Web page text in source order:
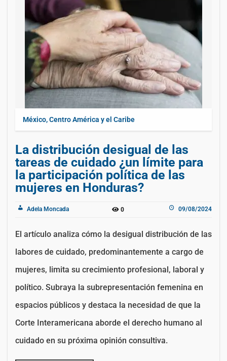
México, Centro América y el Caribe
La distribución desigual de las
tareas de cuidado ¿un límite para
la participación política de las
mujeres en Honduras?
Adela Moncada 0 09/08/2024
El artículo analiza cómo la desigual distribución de las
labores de cuidado, predominantemente a cargo de
mujeres, limita su crecimiento profesional, laboral y
político. Subraya la subrepresentación femenina en
espacios públicos y destaca la necesidad de que la
Corte Interamericana aborde el derecho humano al
cuidado en su próxima opinión consultiva.